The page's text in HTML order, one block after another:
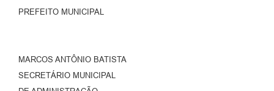
PREFEITO MUNICIPAL
MARCOS ANTÔNIO BATISTA
SECRETÁRIO MUNICIPAL